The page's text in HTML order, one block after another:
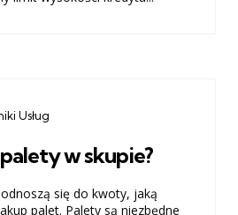
Usług
w skupie?
się do kwoty, jaką
palet. Palety są niezbędne